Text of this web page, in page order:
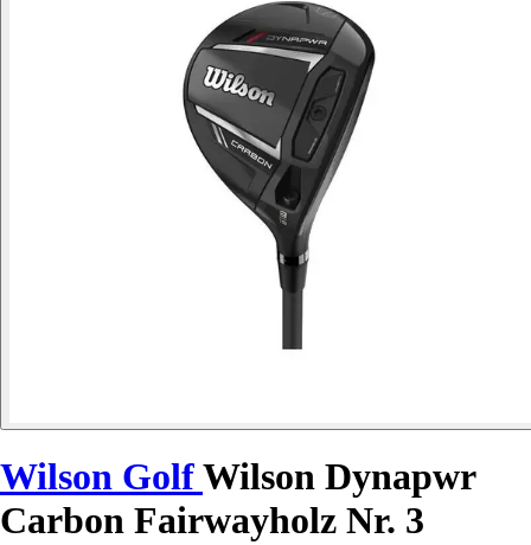
Wilson GolfWilson Dynapwr
Carbon Fairwayholz Nr. 3